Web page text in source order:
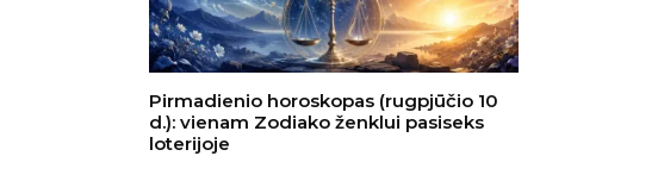
Pirmadienio horoskopas (rugpjūčio 10
d.): vienam Zodiako ženklui pasiseks
loterijoje